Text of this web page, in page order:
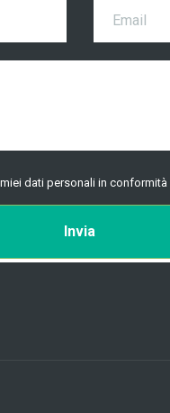
dati personali in conformità